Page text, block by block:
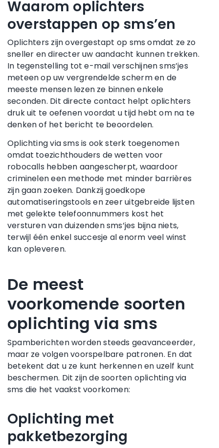
Waarom oplichters
overstappen op sms’en
Oplichters zijn overgestapt op sms omdat ze zo
sneller en directer uw aandacht kunnen trekken.
In tegenstelling tot e-mail verschijnen sms’jes
meteen op uw vergrendelde scherm en de
meeste mensen lezen ze binnen enkele
seconden. Dit directe contact helpt oplichters
druk uit te oefenen voordat u tijd hebt om na te
denken of het bericht te beoordelen.
Oplichting via sms is ook sterk toegenomen
omdat toezichthouders de wetten voor
robocalls hebben aangescherpt, waardoor
criminelen een methode met minder barrières
zijn gaan zoeken. Dankzij goedkope
automatiseringstools en zeer uitgebreide lijsten
met gelekte telefoonnummers kost het
versturen van duizenden sms’jes bijna niets,
terwijl één enkel succesje al enorm veel winst
kan opleveren.
De meest
voorkomende soorten
oplichting via sms
Spamberichten worden steeds geavanceerder,
maar ze volgen voorspelbare patronen. En dat
betekent dat u ze kunt herkennen en uzelf kunt
beschermen. Dit zijn de soorten oplichting via
sms die het vaakst voorkomen:
Oplichting met
pakketbezorging